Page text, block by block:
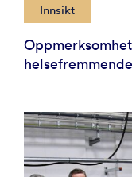
Innsikt